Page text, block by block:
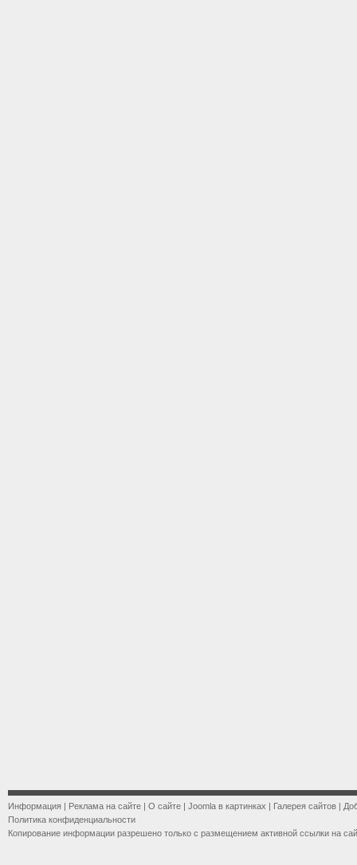
Информация | Реклама на сайте | О сайте | Joomla в картинках | Галерея сайтов |
Политика конфиденциальности
Копирование информации разрешено только с размещением активной ссылки на